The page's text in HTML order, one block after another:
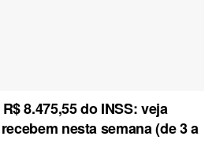
8.475,55 do INSS: veja
nesta semana (de 3 a